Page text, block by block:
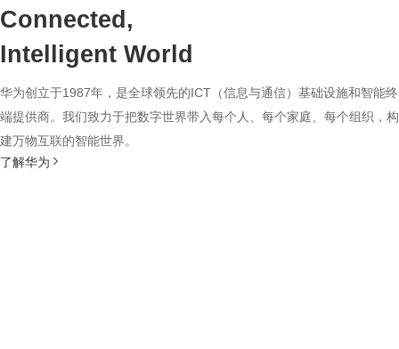
Connected,
Intelligent World
华为创立于1987年，是全球领先的ICT（信息与通信）基础设施和智能终
端提供商。我们致力于把数字世界带入每个人、每个家庭、每个组织，构
建万物互联的智能世界。
了解华为